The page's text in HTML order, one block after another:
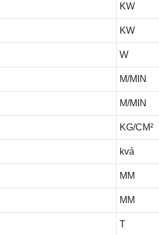
KW
KW
W
M/MIN
M/MIN
KG/CM²
kvá
MM
MM
T